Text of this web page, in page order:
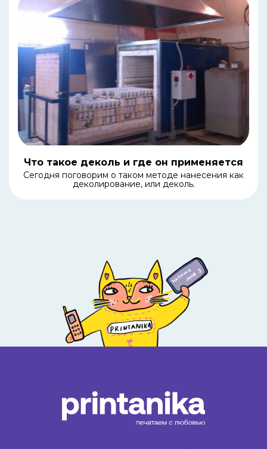
Что такое деколь и где он применяется
Сегодня поговорим о таком методе нанесения как
деколирование, или деколь.